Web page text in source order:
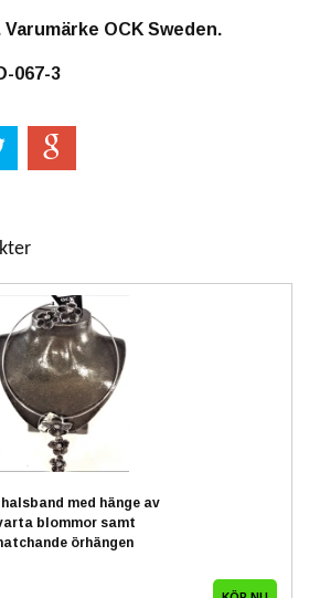
OCK Sweden.
067-3
med hänge av
blommor samt
örhängen